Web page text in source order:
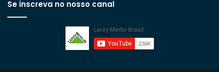
Se inscreva no nosso canal